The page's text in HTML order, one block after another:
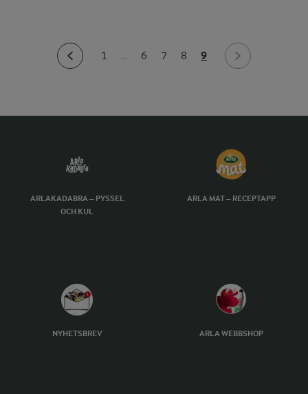
1 ... 6 7 8 9
ARLAKADABRA – PYSSEL
OCH KUL
ARLA MAT – RECEPTAPP
NYHETSBREV ARLA WEBBSHOP